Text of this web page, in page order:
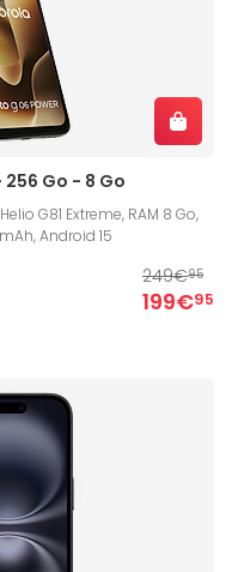
Go - 8 Go
G81 Extreme, RAM 8 Go,
Android 15
249€95
199€95